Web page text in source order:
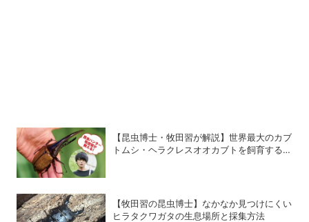
【昆虫博士・牧田習が解説】世界最大のカブ
トムシ・ヘラクレスオオカブトを飼育するコ
【牧田習の昆虫博士】なかなか見つけにくい
ヒラタクワガタの生息場所と採集方法